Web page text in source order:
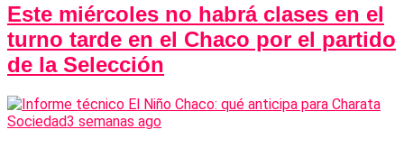
Este miércoles no habrá clases en el
turno tarde en el Chaco por el partido
de la Selección
Sociedad3 semanas ago